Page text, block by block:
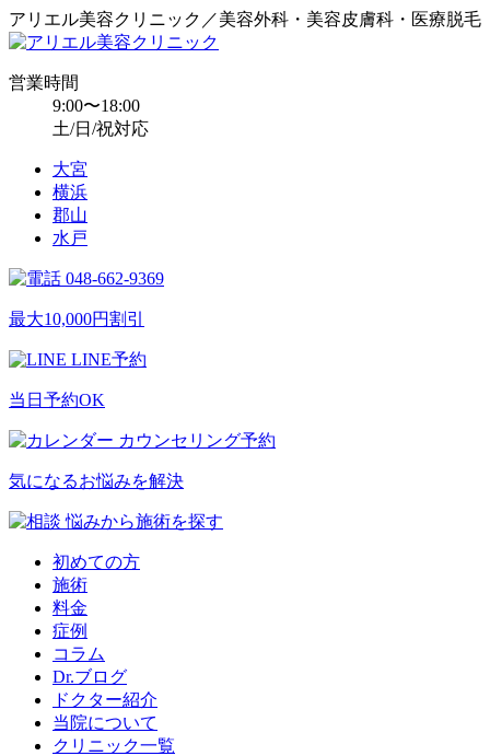
アリエル美容クリニック／美容外科・美容皮膚科・医療脱毛
営業時間
9:00〜18:00
土/日/祝対応
大宮
横浜
郡山
水戸
048-662-9369
最大10,000円割引
LINE予約
当日予約OK
カウンセリング予約
気になるお悩みを解決
悩みから施術を探す
初めての方
施術
料金
症例
コラム
Dr.ブログ
ドクター紹介
当院について
クリニック一覧